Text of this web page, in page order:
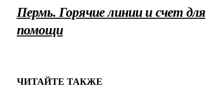
Пермь. Горячие линии и счет для
помощи
ЧИТАЙТЕ ТАКЖЕ